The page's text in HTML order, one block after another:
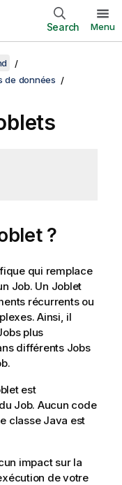
Search Menu
de données
?
qui remplace
Job. Un Joblet
récurrents ou
Ainsi, il
plus
différents Jobs
est
Job. Aucun code
classe Java est
impact sur la
de votre